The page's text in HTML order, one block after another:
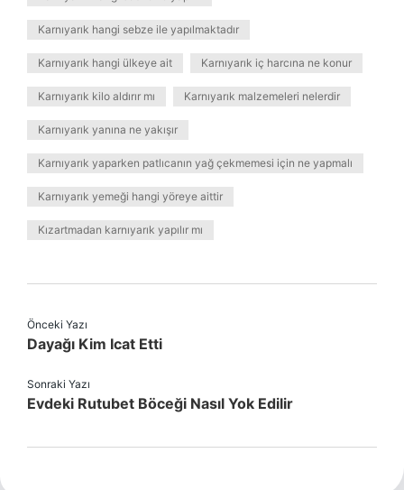
Karnıyarık hangi sebze ile yapılmaktadır
Karnıyarık hangi ülkeye ait Karnıyarık iç harcına ne konur
Karnıyarık kilo aldırır mı Karnıyarık malzemeleri nelerdir
Karnıyarık yanına ne yakışır
Karnıyarık yaparken patlıcanın yağ çekmemesi için ne yapmalı
Karnıyarık yemeği hangi yöreye aittir
Kızartmadan karnıyarık yapılır mı
Önceki Yazı
Dayağı Kim Icat Etti
Sonraki Yazı
Evdeki Rutubet Böceği Nasıl Yok Edilir